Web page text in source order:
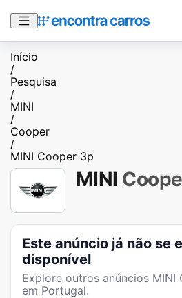
Início
/
Pesquisa
/
MINI
/
Cooper
/
MINI Cooper 3p
MINI
Este anúncio já não se
disponível
Explore outros anúncios MINI
em Portugal.